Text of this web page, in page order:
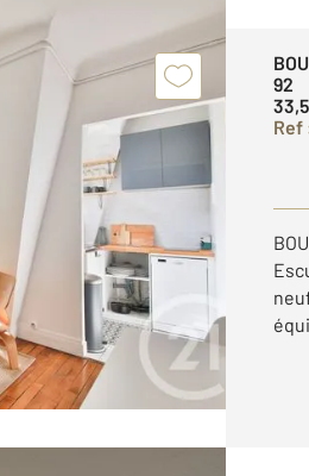
92
Ref